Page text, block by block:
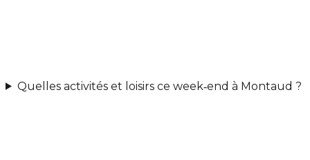
Quelles activités et loisirs ce week‑end à Montaud ?